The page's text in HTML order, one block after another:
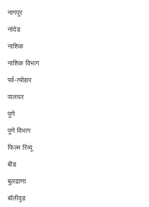
नागपूर
नांदेड
नाशिक
नाशिक विभाग
पर्व-त्योहार
पालघर
पुणे
पुणे विभाग
फिल्म रिव्यू
बीड
बुलढाणा
बॉलीवुड